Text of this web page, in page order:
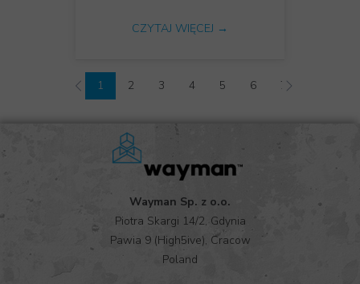
CZYTAJ WIĘCEJ →
1 2 3 4 5 6 7
Wayman Sp. z o.o.
Piotra Skargi 14/2, Gdynia
Pawia 9 (High5ive), Cracow
Poland